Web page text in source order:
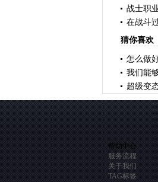
战士职
在战斗
猜你喜欢
怎么做
我们能
超级变
帮助中心
服务流程
关于我们
TAG标签